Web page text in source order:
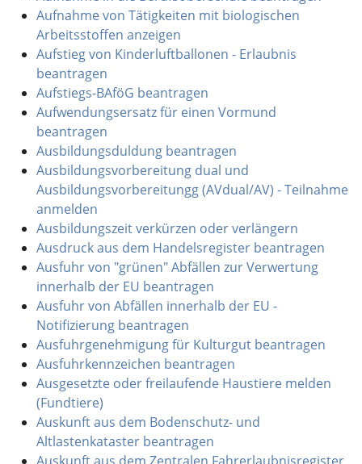
Aufnahme von Tätigkeiten mit biologischen
Arbeitsstoffen anzeigen
Aufstieg von Kinderluftballonen - Erlaubnis
beantragen
Aufstiegs-BAföG beantragen
Aufwendungsersatz für einen Vormund
beantragen
Ausbildungsduldung beantragen
Ausbildungsvorbereitung dual und
Ausbildungsvorbereitungg (AVdual/AV) - Teilnahme
anmelden
Ausbildungszeit verkürzen oder verlängern
Ausdruck aus dem Handelsregister beantragen
Ausfuhr von "grünen" Abfällen zur Verwertung
innerhalb der EU beantragen
Ausfuhr von Abfällen innerhalb der EU -
Notifizierung beantragen
Ausfuhrgenehmigung für Kulturgut beantragen
Ausfuhrkennzeichen beantragen
Ausgesetzte oder freilaufende Haustiere melden
(Fundtiere)
Auskunft aus dem Bodenschutz- und
Altlastenkataster beantragen